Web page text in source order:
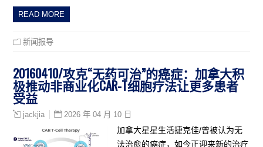
READ MORE
新闻报导
20160410/攻克“无药可治”的癌症：加拿大积
极推动非商业化CAR-T细胞疗法让更多患者
受益
jackjia 2026 年 04 月 10 日
加拿大星星生活捷克佳/曾被认为无
法治愈的癌症，如今正迎来新的治疗